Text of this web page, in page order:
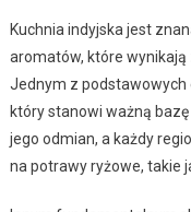
Kuchnia indyjska jest
aromatów, które wynikają
Jednym z
który stanowi ważną
jego odmian, a każdy
na potrawy ryżowe, takie